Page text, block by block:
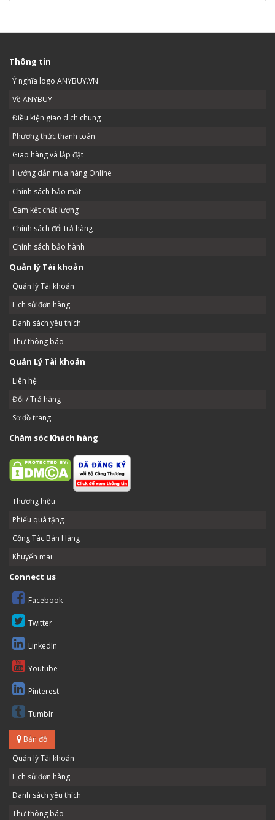
Thông tin
Ý nghĩa logo ANYBUY.VN
Về ANYBUY
Điều kiện giao dịch chung
Phương thức thanh toán
Giao hàng và lắp đặt
Hướng dẫn mua hàng Online
Chính sách bảo mật
Cam kết chất lượng
Chính sách đổi trả hàng
Chính sách bảo hành
Quản lý Tài khoản
Quản lý Tài khoản
Lịch sử đơn hàng
Danh sách yêu thích
Thư thông báo
Quản Lý Tài khoản
Liên hệ
Đổi / Trả hàng
Sơ đồ trang
Chăm sóc Khách hàng
Thương hiệu
Phiếu quà tặng
Cộng Tác Bán Hàng
Khuyến mãi
Connect us
Facebook
Twitter
LinkedIn
Youtube
Pinterest
Tumblr
Bản đồ
Quản lý Tài khoản
Lịch sử đơn hàng
Danh sách yêu thích
Thư thông báo